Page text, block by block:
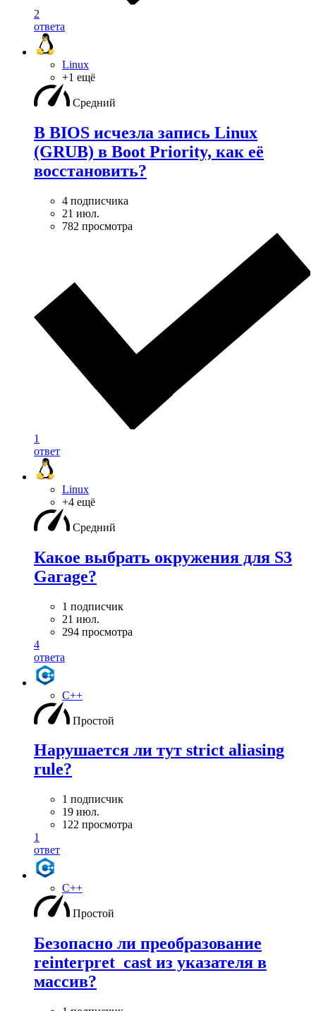
2
ответа
Linux
+1 ещё
Средний
В BIOS исчезла запись Linux
(GRUB) в Boot Priority, как её
восстановить?
4 подписчика
21 июл.
782 просмотра
1
ответ
Linux
+4 ещё
Средний
Какое выбрать окружения для S3
Garage?
1 подписчик
21 июл.
294 просмотра
4
ответа
C++
Простой
Нарушается ли тут strict aliasing
rule?
1 подписчик
19 июл.
122 просмотра
1
ответ
C++
Простой
Безопасно ли преобразование
reinterpret_cast из указателя в
массив?